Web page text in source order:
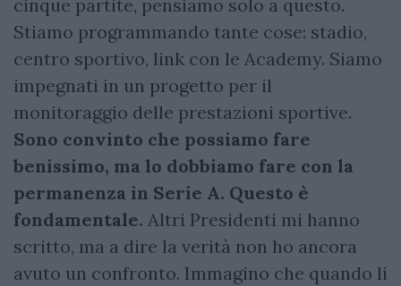
cinque partite, pensiamo solo a questo.
Stiamo programmando tante cose: stadio,
centro sportivo, link con le Academy. Siamo
impegnati in un progetto per il
monitoraggio delle prestazioni sportive.
Sono convinto che possiamo fare
benissimo, ma lo dobbiamo fare con la
permanenza in Serie A. Questo è
fondamentale. Altri Presidenti mi hanno
scritto, ma a dire la verità non ho ancora
avuto un confronto. Immagino che quando li